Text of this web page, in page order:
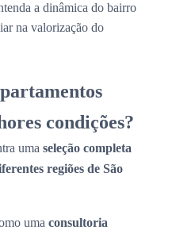
a dinâmica do bairro
na valorização do
condições?
uma seleção completa
regiões de São
uma consultoria